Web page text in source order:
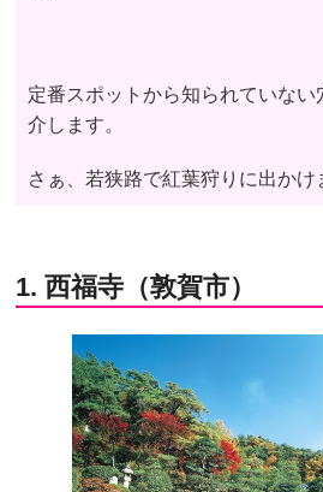
定番スポットから知られていな
介します。
さぁ、若狭路で紅葉狩りに出かけ
1. 西福寺（敦賀市）